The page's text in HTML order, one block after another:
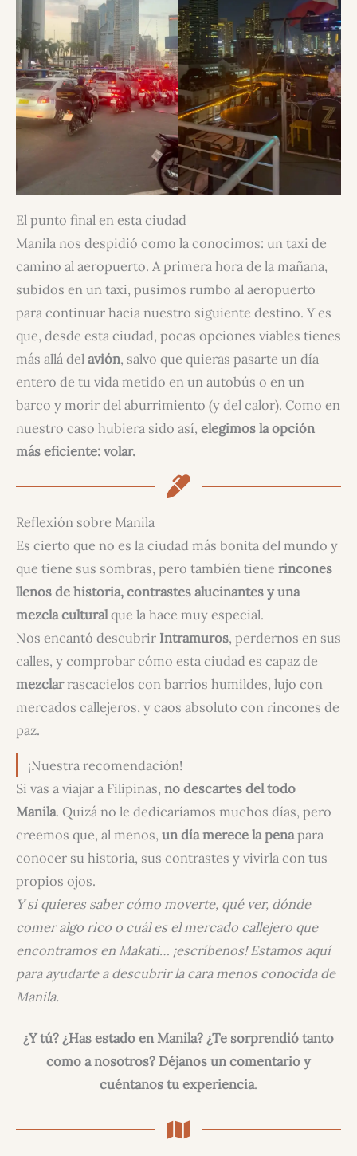
El punto final en esta ciudad
Manila nos despidió como la conocimos: un taxi de
camino al aeropuerto. A primera hora de la mañana,
subidos en un taxi, pusimos rumbo al aeropuerto
para continuar hacia nuestro siguiente destino. Y es
que, desde esta ciudad, pocas opciones viables tienes
más allá del avión, salvo que quieras pasarte un día
entero de tu vida metido en un autobús o en un
barco y morir del aburrimiento (y del calor). Como en
nuestro caso hubiera sido así, elegimos la opción
más eficiente: volar.
Reflexión sobre Manila
Es cierto que no es la ciudad más bonita del mundo y
que tiene sus sombras, pero también tiene rincones
llenos de historia, contrastes alucinantes y una
mezcla culturalque la hace muy especial.
Nos encantó descubrir Intramuros, perdernos en sus
calles, y comprobar cómo esta ciudad es capaz de
mezclarrascacielos con barrios humildes, lujo con
mercados callejeros, y caos absoluto con rincones de
paz.
¡Nuestra recomendación!
Si vas a viajar a Filipinas, no descartes del todo
Manila. Quizá no le dedicaríamos muchos días, pero
creemos que, al menos, un día merece la penapara
conocer su historia, sus contrastes y vivirla con tus
propios ojos.
Y si quieres saber cómo moverte, qué ver, dónde
comer algo rico o cuál es el mercado callejero que
encontramos en Makati… ¡escríbenos! Estamos aquí
para ayudarte a descubrir la cara menos conocida de
Manila.
¿Y tú? ¿Has estado en Manila? ¿Te sorprendió tanto
como a nosotros? Déjanos un comentario y
cuéntanos tu experiencia.